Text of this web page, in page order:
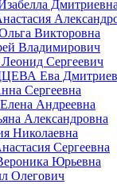
Викторовна
Владимирович
Сергеевич
Ева
Сергеевна
Андреевна
Александровна
Николаевна
Сергеевна
Юрьевна
Олегович